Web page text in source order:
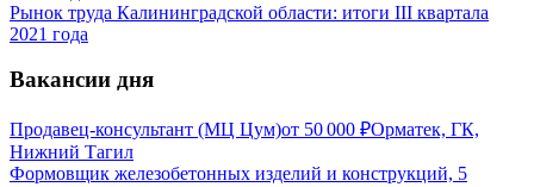
Рынок труда Калининградской области: итоги III квартала
2021 года
Вакансии дня
Продавец-консультант (МЦ Цум)от 50 000 ₽Орматек, ГК,
Нижний Тагил
Формовщик железобетонных изделий и конструкций, 5